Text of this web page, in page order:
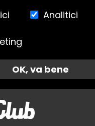
- Italy
Analitici
OK, va bene